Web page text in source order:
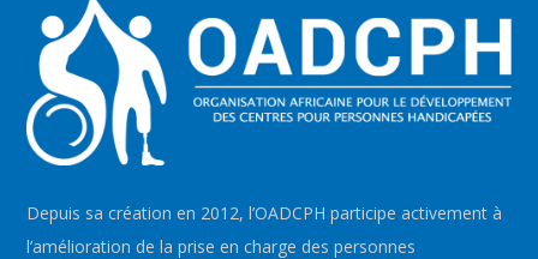
Depuis sa création en 2012, l’OADCPH participe activement à
l’amélioration de la prise en charge des personnes